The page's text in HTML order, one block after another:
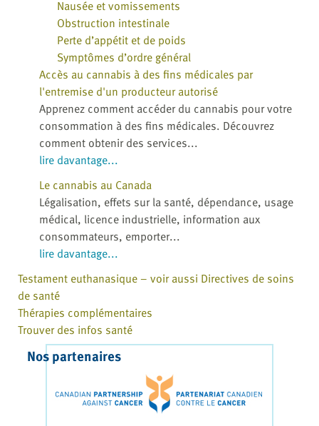
Nausée et vomissements
Obstruction intestinale
Perte d’appétit et de poids
Symptômes d’ordre général
Accès au cannabis à des fins médicales par
l'entremise d'un producteur autorisé
Apprenez comment accéder du cannabis pour votre
consommation à des fins médicales. Découvrez
comment obtenir des services...
lire davantage...
Le cannabis au Canada
Légalisation, effets sur la santé, dépendance, usage
médical, licence industrielle, information aux
consommateurs, emporter...
lire davantage...
Testament euthanasique – voir aussi Directives de soins
de santé
Thérapies complémentaires
Trouver des infos santé
Nos partenaires